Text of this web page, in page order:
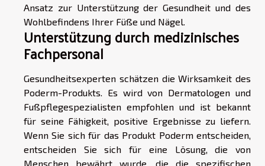
Ansatz zur Unterstützung der Gesundheit und des
Wohlbefindens Ihrer Füße und Nägel.
Unterstützung durch medizinisches
Fachpersonal
Gesundheitsexperten schätzen die Wirksamkeit des
Poderm-Produkts. Es wird von Dermatologen und
Fußpflegespezialisten empfohlen und ist bekannt
für seine Fähigkeit, positive Ergebnisse zu liefern.
Wenn Sie sich für das Produkt Poderm entscheiden,
entscheiden Sie sich für eine Lösung, die von
Menschen bewährt wurde, die die spezifischen